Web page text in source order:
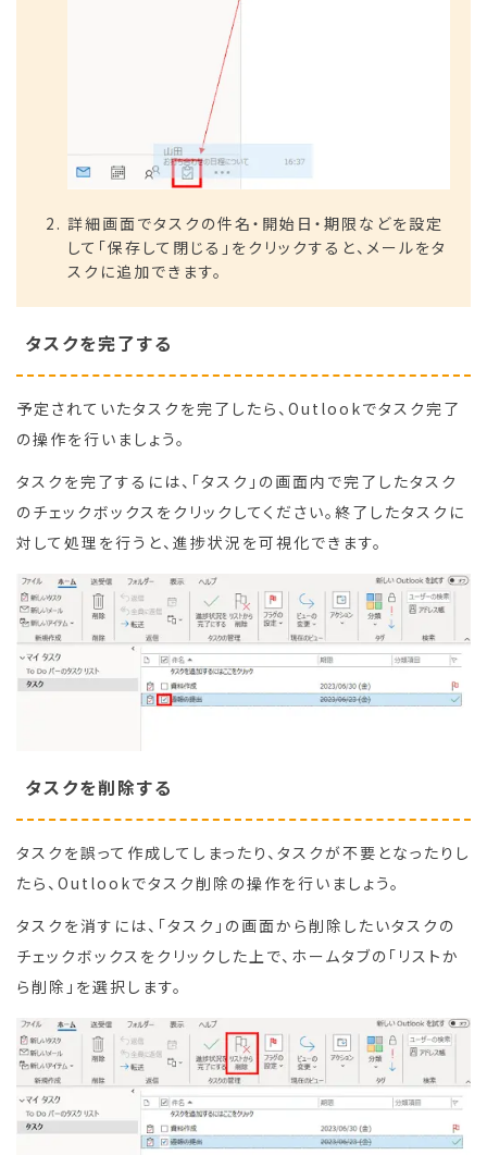
詳細画面でタスクの件名・開始日・期限などを設定
して「保存して閉じる」をクリックすると、メールをタ
スクに追加できます。
タスクを完了する
予定されていたタスクを完了したら、Outlookでタスク完了
の操作を行いましょう。
タスクを完了するには、「タスク」の画面内で完了したタスク
のチェックボックスをクリックしてください。終了したタスクに
対して処理を行うと、進捗状況を可視化できます。
タスクを削除する
タスクを誤って作成してしまったり、タスクが不要となったりし
たら、Outlookでタスク削除の操作を行いましょう。
タスクを消すには、「タスク」の画面から削除したいタスクの
チェックボックスをクリックした上で、ホームタブの「リストか
ら削除」を選択します。